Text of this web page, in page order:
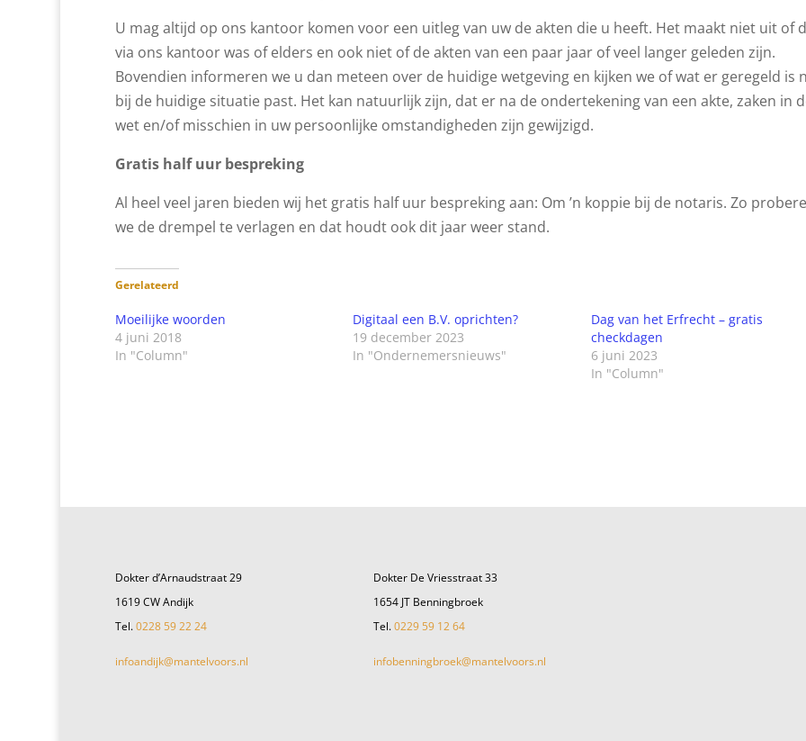
U mag altijd op ons kantoor komen voor een uitleg van uw de akten die u heeft. Het maakt niet uit of
via ons kantoor was of elders en ook niet of de akten van een paar jaar of veel langer geleden zijn.
Bovendien informeren we u dan meteen over de huidige wetgeving en kijken we of wat er geregeld is
bij de huidige situatie past. Het kan natuurlijk zijn, dat er na de ondertekening van een akte, zaken in
wet en/of misschien in uw persoonlijke omstandigheden zijn gewijzigd.
Gratis half uur bespreking
Al heel veel jaren bieden wij het gratis half uur bespreking aan: Om ’n koppie bij de notaris. Zo
we de drempel te verlagen en dat houdt ook dit jaar weer stand.
Gerelateerd
Moeilijke woorden
4 juni 2018
In "Column"
Digitaal een B.V. oprichten?
19 december 2023
In "Ondernemersnieuws"
Dag van het Erfrecht – gratis
checkdagen
6 juni 2023
In "Column"
Dokter d’Arnaudstraat 29
1619 CW Andijk
Tel.0228 59 22 24
infoandijk@mantelvoors.nl
Dokter De Vriesstraat 33
1654 JT Benningbroek
Tel.0229 59 12 64
infobenningbroek@mantelvoors.nl